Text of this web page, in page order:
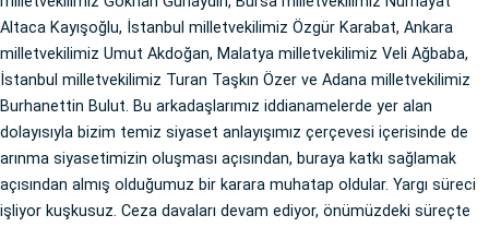
Altaca Kayışoğlu, İstanbul milletvekilimiz Özgür Karabat, Ankara
milletvekilimiz Umut Akdoğan, Malatya milletvekilimiz Veli Ağbaba,
İstanbul milletvekilimiz Turan Taşkın Özer ve Adana milletvekilimiz
Burhanettin Bulut. Bu arkadaşlarımız iddianamelerde yer alan
dolayısıyla bizim temiz siyaset anlayışımız çerçevesi içerisinde de
arınma siyasetimizin oluşması açısından, buraya katkı sağlamak
açısından almış olduğumuz bir karara muhatap oldular. Yargı süreci
işliyor kuşkusuz. Ceza davaları devam ediyor, önümüzdeki süreçte